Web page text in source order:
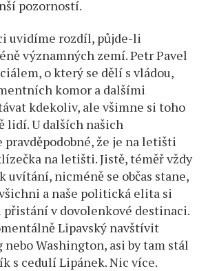
pozorností.
uvidíme rozdíl, půjde-li
významných zemí. Petr Pavel
o který se dělí s vládou,
komor a dalšími
kdekoliv, ale všimne si toho
lidí. U dalších našich
že je na letišti
na letišti. Jistě, téměř vždy
uvítání, nicméně se občas stane,
a naše politická elita si
přistání v dovolenkové destinaci.
Lipavský navštívit
nebo Washington, asi by tam stál
s cedulí Lipánek. Nic více.